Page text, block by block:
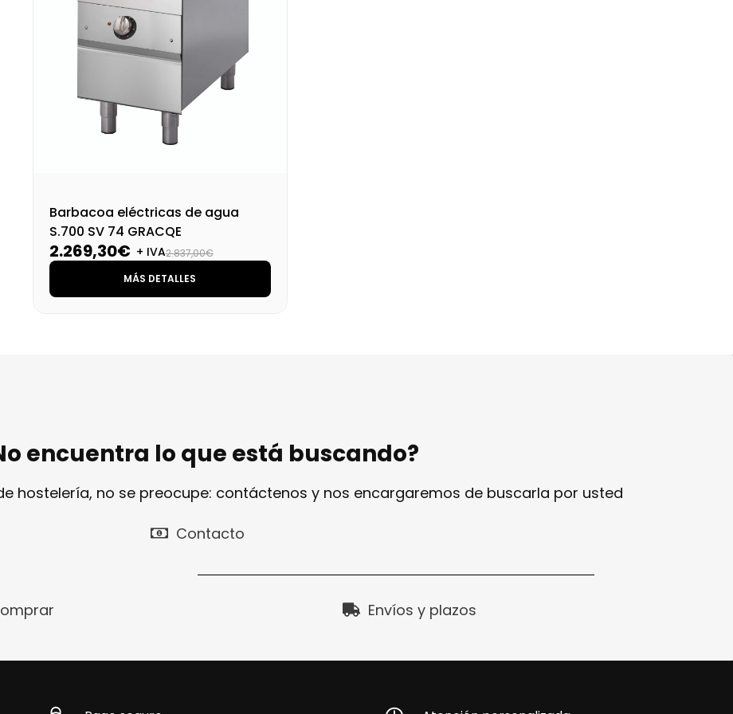
Barbacoa eléctricas de agua
S.700 SV 74 GRACQE
2.269,30€ + IVA2.837,00€
MÁS DETALLES
encuentra lo que está buscando?
hostelería, no se preocupe: contáctenos y nos encargaremos de buscarla por usted
Contacto
Envíos y plazos